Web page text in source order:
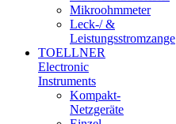
Mikroohmmeter
Leck-/ &
Leistungsstromzange
TOELLNER
Electronic
Instruments
Kompakt-
Netzgeräte